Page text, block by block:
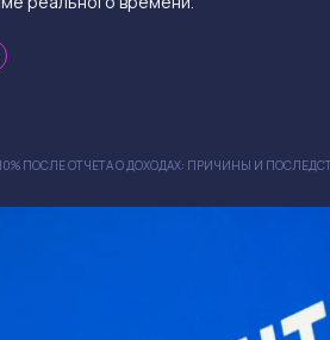
ПОСЛЕ ОТЧЕТА О ДОХОДАХ: ПРИЧИНЫ И